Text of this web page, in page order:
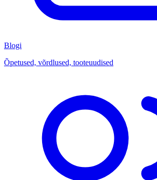
Blogi
Õpetused, võrdlused, tooteuudised